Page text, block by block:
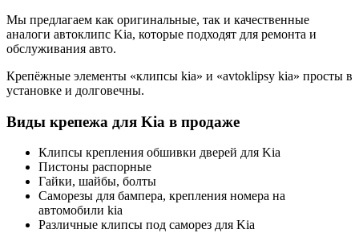
Мы предлагаем как оригинальные, так и качественные
аналоги автоклипс Kia, которые подходят для ремонта и
обслуживания авто.
Крепёжные элементы «клипсы kia» и «avtoklipsy kia» просты в
установке и долговечны.
Виды крепежа для Kia в продаже
Клипсы крепления обшивки дверей для Kia
Пистоны распорные
Гайки, шайбы, болты
Саморезы для бампера, крепления номера на
автомобили kia
Различные клипсы под саморез для Kia